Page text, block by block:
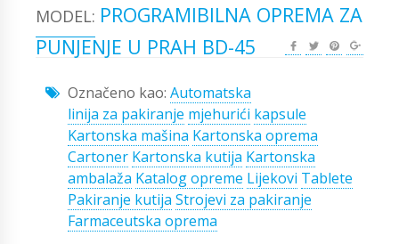
MODEL: PROGRAMIBILNA OPREMA ZA
PUNJENJE U PRAH BD-45
Označeno kao: Automatska
linija za pakiranje mjehurići kapsule
Kartonska mašina Kartonska oprema
Cartoner Kartonska kutija Kartonska
ambalaža Katalog opreme Lijekovi Tablete
Pakiranje kutija Strojevi za pakiranje
Farmaceutska oprema